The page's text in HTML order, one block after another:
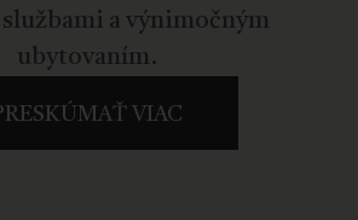
a výnimočným
ubytovaním.
VIAC